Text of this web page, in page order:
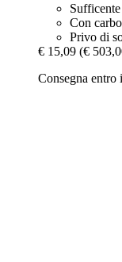
Con
Privo di
€ 15,09 (€
Consegna entro